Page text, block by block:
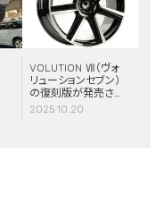
VOLUTION Ⅶ（ヴォ
リューションセブン）
の復刻版が発売さ
れました！
2025.10.20